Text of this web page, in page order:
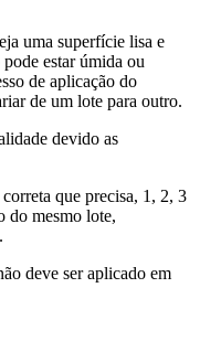
uma superfície lisa e
estar úmida ou
de aplicação do
de um lote para outro.
devido as
que precisa, 1, 2, 3
do mesmo lote,
deve ser aplicado em